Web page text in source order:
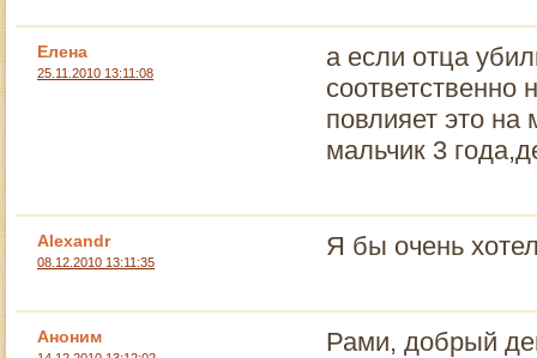
Елена
25.11.2010 13:11:08
а если отца
соответственно
повлияет это
мальчик 3
Alexandr
08.12.2010 13:11:35
Я бы очень
Аноним
Рами, добрый